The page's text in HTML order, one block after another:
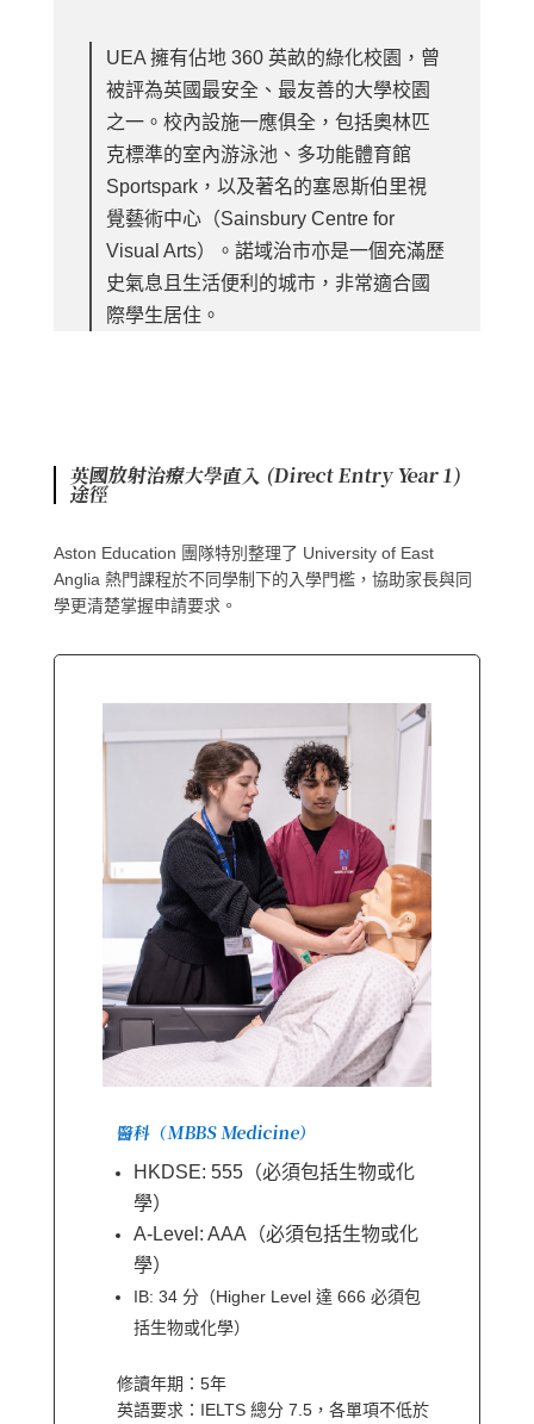
UEA 擁有佔地 360 英畝的綠化校園，曾
被評為英國最安全、最友善的大學校園
之一。校內設施一應俱全，包括奧林匹
克標準的室內游泳池、多功能體育館
Sportspark，以及著名的塞恩斯伯里視
覺藝術中心（Sainsbury Centre for
Visual Arts）。諾域治市亦是一個充滿歷
史氣息且生活便利的城市，非常適合國
際學生居住。
英國放射治療大學直入 (Direct Entry Year 1)
途徑
Aston Education 團隊特別整理了 University of East
Anglia 熱門課程於不同學制下的入學門檻，協助家長與同
學更清楚掌握申請要求。
醫科（MBBS Medicine）
HKDSE: 555（必須包括生物或化
學）
A-Level: AAA（必須包括生物或化
學）
IB: 34 分（Higher Level 達 666 必須包
括生物或化學）
修讀年期：5年
英語要求：IELTS 總分 7.5，各單項不低於